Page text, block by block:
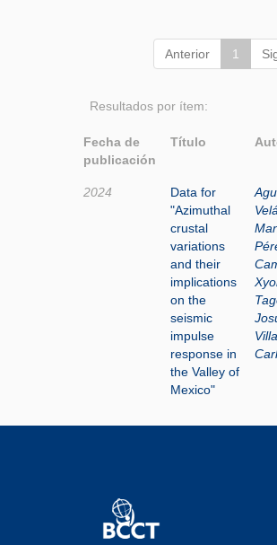
Anterior 1
Resultados por ítem:
Fecha de
publicación
Título
2024
Data for
"Azimuthal
crustal
variations
and their
implications
on the
seismic
impulse
response in
the Valley of
Mexico"